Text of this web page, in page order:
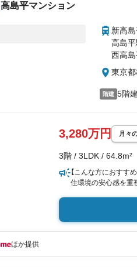
高島平マンション
新高
高島
西高
東京
階建 5階建
3,280万円 月々
3階 / 3LDK / 64.8m²
【こんな方におすすめ
住環境の安心感を重
すぐ住めるきれいな
【アピールポイント】
細部のこだわりが毎
ほか提供